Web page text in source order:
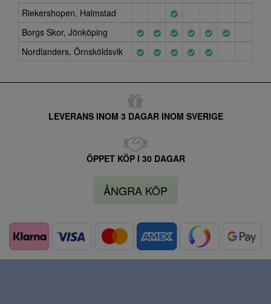
Riekershopen, Halmstad
Borgs Skor, Jönköping
Nordlanders, Örnsköldsvik
LEVERANS INOM 3 DAGAR INOM SVERIGE
ÖPPET KÖP I 30 DAGAR
ÅNGRA KÖP